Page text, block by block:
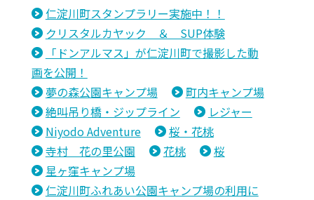
仁淀川町スタンプラリー実施中！！
クリスタルカヤック ＆ SUP体験
「ドンアルマス」が仁淀川町で撮影した動
画を公開！
夢の森公園キャンプ場
町内キャンプ場
絶叫吊り橋・ジップライン
レジャー
Niyodo Adventure
桜・花桃
寺村 花の里公園
花桃
桜
星ヶ窪キャンプ場
仁淀川町ふれあい公園キャンプ場の利用に